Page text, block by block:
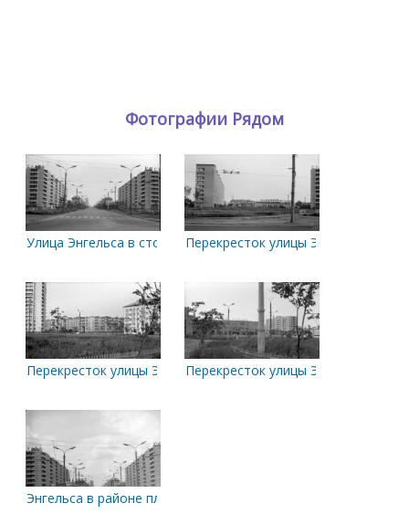
Фотографии Рядом
Улица Энгельса в сторону Обводного канала. 1979-80 года
Перекресток улицы Энгельса и
Перекресток улицы Энгельса и улицы Шабалина. 1979-80
Перекресток улицы Энгельса и
Энгельса в районе площади Дружбы народов